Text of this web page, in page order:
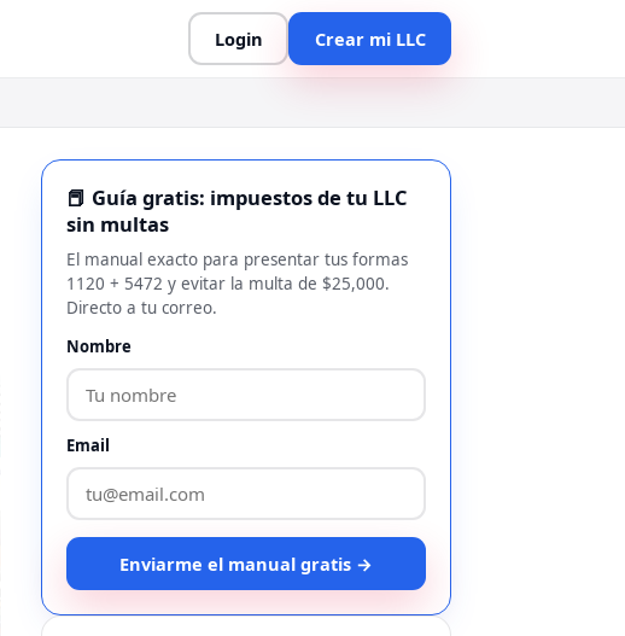
Login Crear mi LLC
📕 Guía gratis: impuestos de tu LLC
sin multas
El manual exacto para presentar tus formas
1120 + 5472 y evitar la multa de $25,000.
Directo a tu correo.
Nombre
Email
Enviarme el manual gratis →